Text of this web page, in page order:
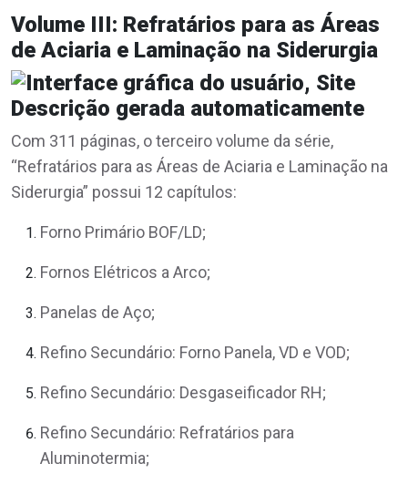
Volume III: Refratários para as Áreas
de Aciaria e Laminação na Siderurgia
Com 311 páginas, o terceiro volume da série,
“Refratários para as Áreas de Aciaria e Laminação na
Siderurgia” possui 12 capítulos:
Forno Primário BOF/LD;
Fornos Elétricos a Arco;
Panelas de Aço;
Refino Secundário: Forno Panela, VD e VOD;
Refino Secundário: Desgaseificador RH;
Refino Secundário: Refratários para
Aluminotermia;